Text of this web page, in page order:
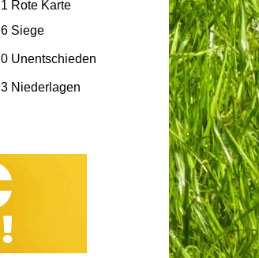
1 Rote Karte
6 Siege
0 Unentschieden
3 Niederlagen